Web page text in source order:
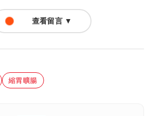
查看留言 ▼
縮胃曠腸